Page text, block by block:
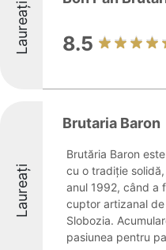
Laureați 8.5
Laureați
Brutaria Baron
Brutăria Baron
cu o tradiție
anul 1992, când a
cuptor artizanal
Slobozia.
pasiunea pentru